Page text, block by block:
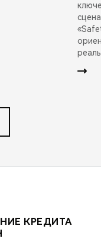
КРЕДИТА